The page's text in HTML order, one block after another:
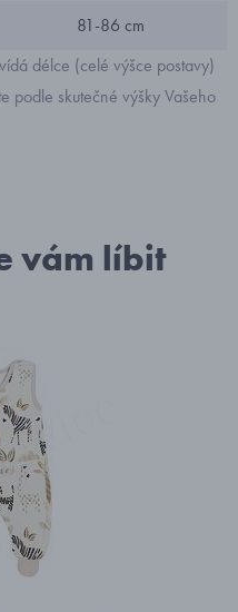
81-86 cm
délce (celé výšce postavy)
podle skutečné výšky Vašeho
vám líbit